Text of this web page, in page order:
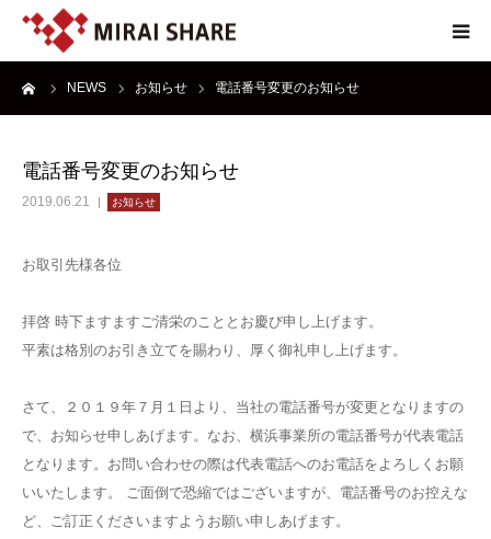
NEWS お知らせ 電話番号変更のお知らせ
電話番号変更のお知らせ
2019.06.21 お知らせ
お取引先様各位
拝啓 時下ますますご清栄のこととお慶び申し上げます。
平素は格別のお引き立てを賜わり、厚く御礼申し上げます。
さて、２０１９年７月１日より、当社の電話番号が変更となりますの
で、お知らせ申しあげます。なお、横浜事業所の電話番号が代表電話
となります。お問い合わせの際は代表電話へのお電話をよろしくお願
いいたします。 ご面倒で恐縮ではございますが、電話番号のお控えな
ど、ご訂正くださいますようお願い申しあげます。
NEWS
ABOUT